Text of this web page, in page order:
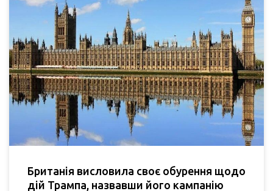
Британія висловила своє обурення щодо
дій Трампа, назвавши його кампанію